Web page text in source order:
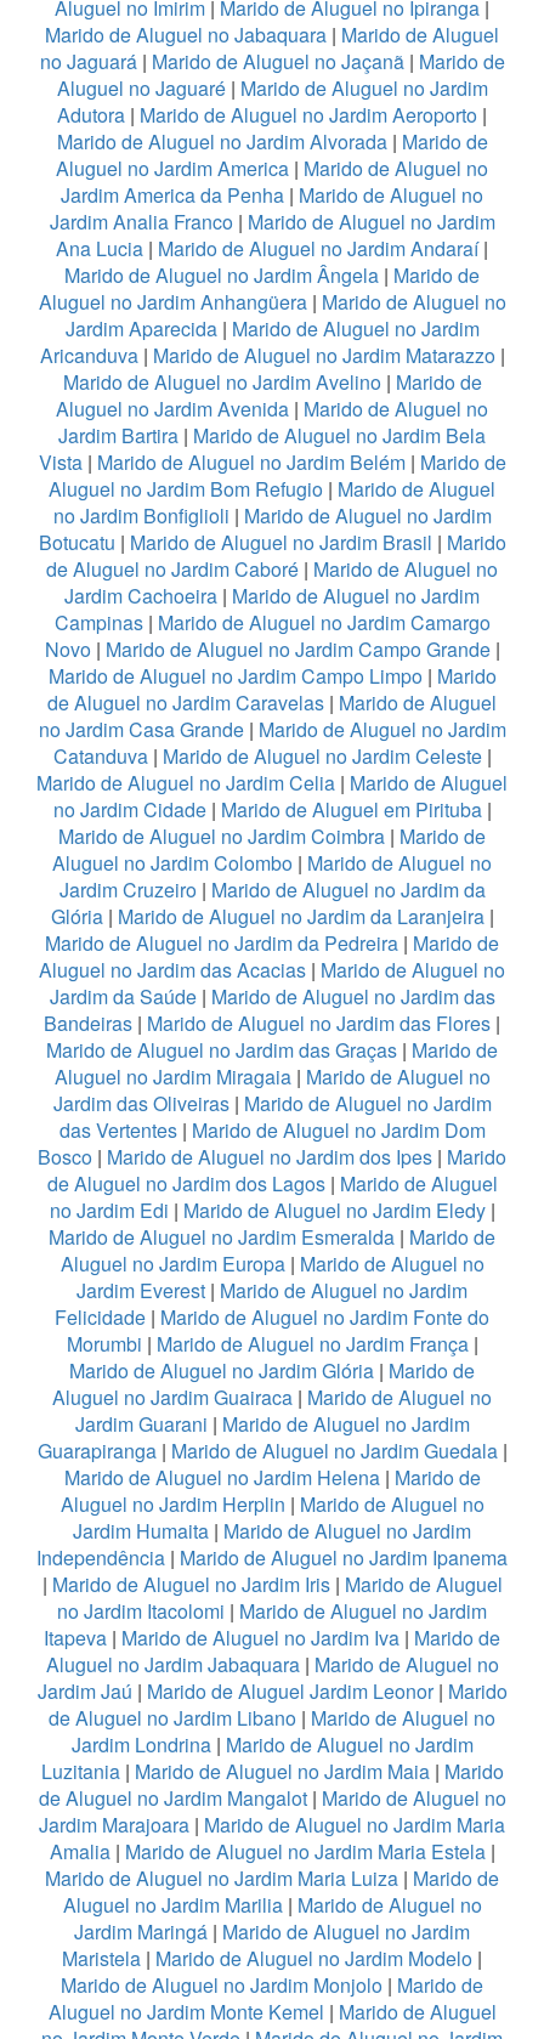
Aluguel no Imirim | Marido de Aluguel no Ipiranga |
Marido de Aluguel no Jabaquara | Marido de Aluguel
no Jaguará| Marido de Aluguel no Jaçanã| Marido de
Aluguel no Jaguaré| Marido de Aluguel no Jardim
Adutora | Marido de Aluguel no Jardim Aeroporto |
Marido de Aluguel no Jardim Alvorada| Marido de
Aluguel no Jardim America | Marido de Aluguel no
Jardim America da Penha | Marido de Aluguel no
Jardim Analia Franco| Marido de Aluguel no Jardim
Ana Lucia | Marido de Aluguel no Jardim Andaraí|
Marido de Aluguel no Jardim Ângela | Marido de
Aluguel no Jardim Anhangüera| Marido de Aluguel no
Jardim Aparecida| Marido de Aluguel no Jardim
Aricanduva| Marido de Aluguel no Jardim Matarazzo|
Marido de Aluguel no Jardim Avelino| Marido de
Aluguel no Jardim Avenida | Marido de Aluguel no
Jardim Bartira | Marido de Aluguel no Jardim Bela
Vista| Marido de Aluguel no Jardim Belém| Marido de
Aluguel no Jardim Bom Refugio | Marido de Aluguel
no Jardim Bonfiglioli | Marido de Aluguel no Jardim
Botucatu | Marido de Aluguel no Jardim Brasil | Marido
de Aluguel no Jardim Caboré | Marido de Aluguel no
Jardim Cachoeira | Marido de Aluguel no Jardim
Campinas| Marido de Aluguel no Jardim Camargo
Novo| Marido de Aluguel no Jardim Campo Grande|
Marido de Aluguel no Jardim Campo Limpo| Marido
de Aluguel no Jardim Caravelas | Marido de Aluguel
no Jardim Casa Grande| Marido de Aluguel no Jardim
Catanduva| Marido de Aluguel no Jardim Celeste|
Marido de Aluguel no Jardim Celia | Marido de Aluguel
no Jardim Cidade| Marido de Aluguel em Pirituba|
Marido de Aluguel no Jardim Coimbra | Marido de
Aluguel no Jardim Colombo | Marido de Aluguel no
Jardim Cruzeiro| Marido de Aluguel no Jardim da
Glória| Marido de Aluguel no Jardim da Laranjeira|
Marido de Aluguel no Jardim da Pedreira | Marido de
Aluguel no Jardim das Acacias | Marido de Aluguel no
Jardim da Saúde| Marido de Aluguel no Jardim das
Bandeiras | Marido de Aluguel no Jardim das Flores |
Marido de Aluguel no Jardim das Graças | Marido de
Aluguel no Jardim Miragaia| Marido de Aluguel no
Jardim das Oliveiras| Marido de Aluguel no Jardim
das Vertentes| Marido de Aluguel no Jardim Dom
Bosco | Marido de Aluguel no Jardim dos Ipes | Marido
de Aluguel no Jardim dos Lagos| Marido de Aluguel
no Jardim Edi | Marido de Aluguel no Jardim Eledy|
Marido de Aluguel no Jardim Esmeralda | Marido de
Aluguel no Jardim Europa| Marido de Aluguel no
Jardim Everest | Marido de Aluguel no Jardim
Felicidade | Marido de Aluguel no Jardim Fonte do
Morumbi | Marido de Aluguel no Jardim França|
Marido de Aluguel no Jardim Glória | Marido de
Aluguel no Jardim Guairaca | Marido de Aluguel no
Jardim Guarani | Marido de Aluguel no Jardim
Guarapiranga| Marido de Aluguel no Jardim Guedala|
Marido de Aluguel no Jardim Helena| Marido de
Aluguel no Jardim Herplin | Marido de Aluguel no
Jardim Humaita | Marido de Aluguel no Jardim
Independência | Marido de Aluguel no Jardim Ipanema
| Marido de Aluguel no Jardim Iris| Marido de Aluguel
no Jardim Itacolomi | Marido de Aluguel no Jardim
Itapeva | Marido de Aluguel no Jardim Iva | Marido de
Aluguel no Jardim Jabaquara| Marido de Aluguel no
Jardim Jaú | Marido de Aluguel Jardim Leonor| Marido
de Aluguel no Jardim Libano | Marido de Aluguel no
Jardim Londrina| Marido de Aluguel no Jardim
Luzitania| Marido de Aluguel no Jardim Maia| Marido
de Aluguel no Jardim Mangalot| Marido de Aluguel no
Jardim Marajoara | Marido de Aluguel no Jardim Maria
Amalia| Marido de Aluguel no Jardim Maria Estela|
Marido de Aluguel no Jardim Maria Luiza | Marido de
Aluguel no Jardim Marilia| Marido de Aluguel no
Jardim Maringá | Marido de Aluguel no Jardim
Maristela | Marido de Aluguel no Jardim Modelo |
Marido de Aluguel no Jardim Monjolo | Marido de
Aluguel no Jardim Monte Kemel | Marido de Aluguel